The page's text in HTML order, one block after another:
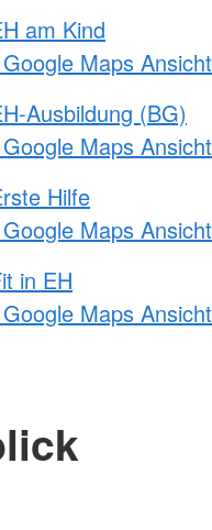
am Kind
Maps Ansicht
Ausbildung (BG)
Maps Ansicht
Hilfe
Maps Ansicht
in EH
Maps Ansicht